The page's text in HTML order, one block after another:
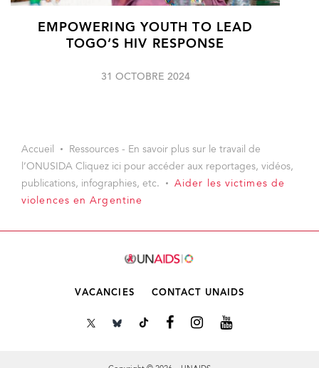
EMPOWERING YOUTH TO LEAD
TOGO’S HIV RESPONSE
31 OCTOBRE 2024
Accueil
Ressources - En savoir plus sur le travail de
l’ONUSIDA Cliquez ici pour accéder aux reportages, vidéos,
publications, infographies, etc.
Aider les victimes de
violences en Argentine
VACANCIES CONTACT UNAIDS